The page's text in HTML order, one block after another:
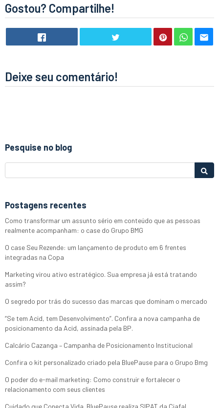
Gostou? Compartilhe!
Deixe seu comentário!
Pesquise no blog
Postagens recentes
Como transformar um assunto sério em conteúdo que as pessoas
realmente acompanham: o case do Grupo BMG
O case Seu Rezende: um lançamento de produto em 6 frentes
integradas na Copa
Marketing virou ativo estratégico. Sua empresa já está tratando
assim?
O segredo por trás do sucesso das marcas que dominam o mercado
“Se tem Acid, tem Desenvolvimento”. Confira a nova campanha de
posicionamento da Acid, assinada pela BP.
Calcário Cazanga – Campanha de Posicionamento Institucional
Confira o kit personalizado criado pela BluePause para o Grupo Bmg
O poder do e-mail marketing: Como construir e fortalecer o
relacionamento com seus clientes
Cuidado que Conecta Vida. BluePause realiza SIPAT da Ciafal